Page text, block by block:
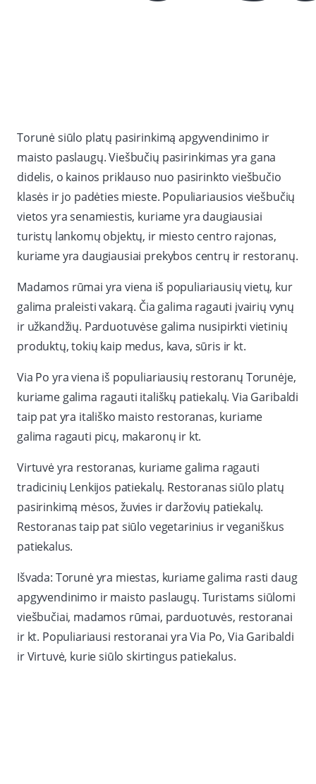
Torunė siūlo platų pasirinkimą apgyvendinimo ir
maisto paslaugų. Viešbučių pasirinkimas yra gana
didelis, o kainos priklauso nuo pasirinkto viešbučio
klasės ir jo padėties mieste. Populiariausios viešbučių
vietos yra senamiestis, kuriame yra daugiausiai
turistų lankomų objektų, ir miesto centro rajonas,
kuriame yra daugiausiai prekybos centrų ir restoranų.
Madamos rūmai yra viena iš populiariausių vietų, kur
galima praleisti vakarą. Čia galima ragauti įvairių vynų
ir užkandžių. Parduotuvėse galima nusipirkti vietinių
produktų, tokių kaip medus, kava, sūris ir kt.
Via Po yra viena iš populiariausių restoranų Torunėje,
kuriame galima ragauti itališkų patiekalų. Via Garibaldi
taip pat yra itališko maisto restoranas, kuriame
galima ragauti picų, makaronų ir kt.
Virtuvė yra restoranas, kuriame galima ragauti
tradicinių Lenkijos patiekalų. Restoranas siūlo platų
pasirinkimą mėsos, žuvies ir daržovių patiekalų.
Restoranas taip pat siūlo vegetarinius ir veganiškus
patiekalus.
Išvada: Torunė yra miestas, kuriame galima rasti daug
apgyvendinimo ir maisto paslaugų. Turistams siūlomi
viešbučiai, madamos rūmai, parduotuvės, restoranai
ir kt. Populiariausi restoranai yra Via Po, Via Garibaldi
ir Virtuvė, kurie siūlo skirtingus patiekalus.